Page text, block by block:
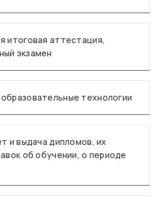
итоговая аттестация,
экзамен
технологии
и выдача дипломов, их
об обучении, о периоде